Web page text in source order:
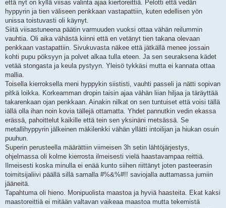
että nyt on kyllä viisas valinta ajaa kiertoreittiä. Pelotti että vedän
hyppyrin ja tien väliseen penkkaan vastapattiin, kuten edellisen yön
unissa toistuvasti oli käynyt.
Siitä viisastuneena päätin varmuuden vuoksi ottaa vähän reilummin
vauhtia. Oli aika vähästä kiinni että en vetänyt tien takana olevaan
penkkaan vastapattiin. Sivukuvasta näkee että jätkällä menee jossain
kohti pupu pöksyyn ja polvet alkaa tulla eteen. Ja sen seuraksena kädet
vetää stongasta ja keula pystyyn. Yleisö tykkäsi mutta ei kannata ottaa
mallia.
Toisella kierroksella meni hyppykin siististi, vauhti passeli ja nätti sopivan
pitkä loikka. Korkeamman dropin taisin ajaa vähän liian hiljaa ja täräyttää
takarenkaan ojan penkkaan. Ainakin nilkat on sen tuntuiset että voisi tällä
iällä olla ihan noin kovia tällejä ottamatta. Yhdet pannutkin vedin ekassa
erässä, pahoittelut kaikille että tein sen yksinäni metsässä. Se
metallihyppyrin jälkeinen mäkilenkki vähän yllätti intoilijan ja hiukan osuin
puuhun.
Superin perusteella määrättiin viimeisen 3h setin lähtöjärjestys,
ohjelmassa oli kolme kierrosta ilmeisesti vielä haastavampaa reittiä.
Ilmeisesti koska minulla ei enää kunto siihen riittänyt joten pasteerasin
toimitsijaliivi päällä sillä samalla #%&%#!! saviojalla auttamassa jumiin
jääneitä.
Tapahtuma oli hieno. Monipuolista maastoa ja hyviä haasteita. Ekat kaksi
maastoreittiä ei mitään valtavan vaikeaa maastoa mutta tekemistä